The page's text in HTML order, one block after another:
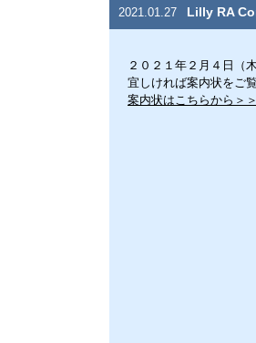
2021.01.27 Lilly RA
２０２１年２月４日（
宜しければ案内状をご
案内状はこちらから＞＞